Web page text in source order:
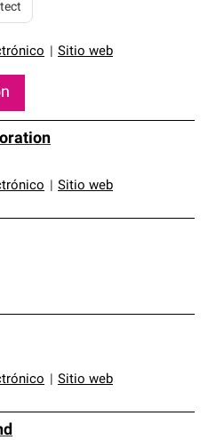
Sitio web
Sitio web
Sitio web